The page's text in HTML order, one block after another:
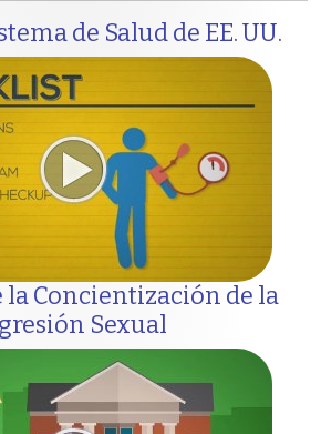
de Salud de EE. UU.
la Concientización de la
Sexual